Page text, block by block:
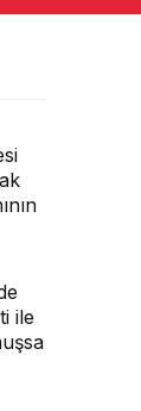
ile